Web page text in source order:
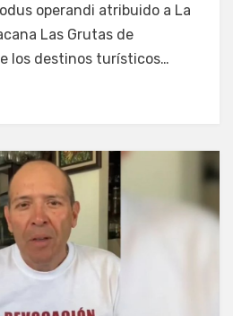
operandi atribuido a La
Las Grutas de
los destinos turísticos…